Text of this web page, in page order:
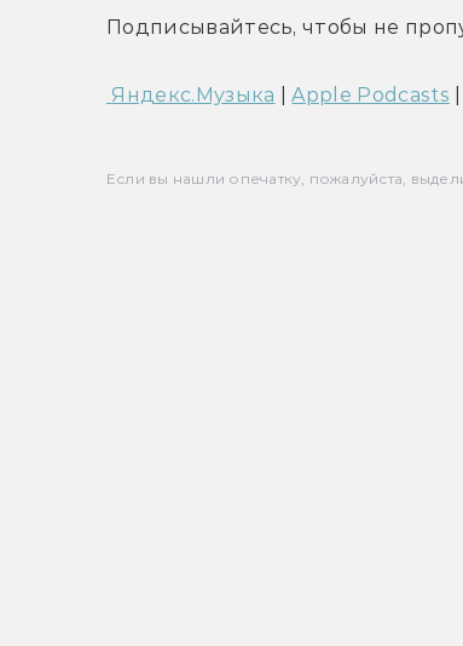
Подписывайтесь, чтобы не
Яндекс.Музыка | Apple Podcasts
Если вы нашли опечатку, пожалуйста,